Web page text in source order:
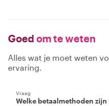
Goed om te weten
Alles wat je moet weten
ervaring.
Vraag
Welke betaalmethoden